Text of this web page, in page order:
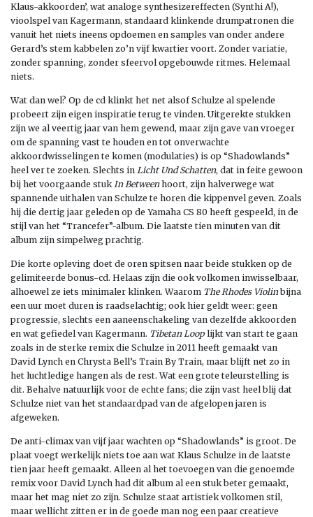
Klaus-akkoorden’, wat analoge synthesizereffecten (Synthi A!),
vioolspel van Kagermann, standaard klinkende drumpatronen die
vanuit het niets ineens opdoemen en samples van onder andere
Gerard’s stem kabbelen zo’n vijf kwartier voort. Zonder variatie,
zonder spanning, zonder sfeervol opgebouwde ritmes. Helemaal
niets.
Wat dan wel? Op de cd klinkt het net alsof Schulze al spelende
probeert zijn eigen inspiratie terug te vinden. Uitgerekte stukken
zijn we al veertig jaar van hem gewend, maar zijn gave van vroeger
om de spanning vast te houden en tot onverwachte
akkoordwisselingen te komen (modulaties) is op “Shadowlands”
heel ver te zoeken. Slechts in Licht Und Schatten, dat in feite gewoon
bij het voorgaande stuk In Betweenhoort, zijn halverwege wat
spannende uithalen van Schulze te horen die kippenvel geven. Zoals
hij die dertig jaar geleden op de Yamaha CS 80 heeft gespeeld, in de
stijl van het “Trancefer”-album. Die laatste tien minuten van dit
album zijn simpelweg prachtig.
Die korte opleving doet de oren spitsen naar beide stukken op de
gelimiteerde bonus-cd. Helaas zijn die ook volkomen inwisselbaar,
alhoewel ze iets minimaler klinken. Waarom The Rhodes Violinbijna
een uur moet duren is raadselachtig; ook hier geldt weer: geen
progressie, slechts een aaneenschakeling van dezelfde akkoorden
en wat gefiedel van Kagermann. Tibetan Looplijkt van start te gaan
zoals in de sterke remix die Schulze in 2011 heeft gemaakt van
David Lynch en Chrysta Bell’s Train By Train, maar blijft net zo in
het luchtledige hangen als de rest. Wat een grote teleurstelling is
dit. Behalve natuurlijk voor de echte fans; die zijn vast heel blij dat
Schulze niet van het standaardpad van de afgelopen jaren is
afgeweken.
De anti-climax van vijf jaar wachten op “Shadowlands” is groot. De
plaat voegt werkelijk niets toe aan wat Klaus Schulze in de laatste
tien jaar heeft gemaakt. Alleen al het toevoegen van die genoemde
remix voor David Lynch had dit album al een stuk beter gemaakt,
maar het mag niet zo zijn. Schulze staat artistiek volkomen stil,
maar wellicht zitten er in de goede man nog een paar creatieve